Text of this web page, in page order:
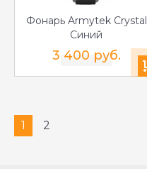
Фонарь Armytek Crystal
Синий
3 400 руб.
1 2